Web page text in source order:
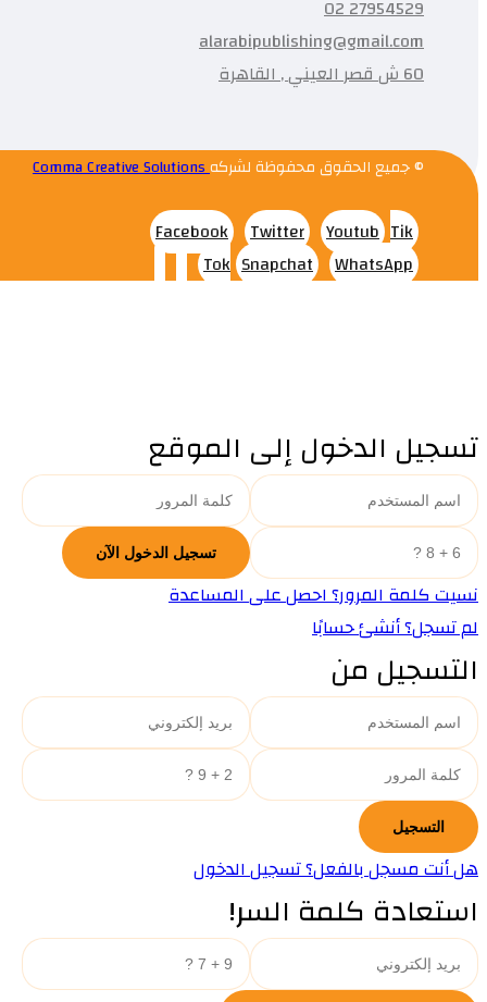
27954529 02
alarabipublishing@gmail.com
60 ش قصر العيني , القاهرة
© جميع الحقوق محفوظة لشركهComma Creative Solutions
Facebook Twitter Youtub Tik
Tok Snapchat WhatsApp
تسجيل الدخول إلى الموقع
نسيت كلمة المرور؟ احصل على المساعدة
لم تسجل؟ أنشئ حسابًا
التسجيل من
هل أنت مسجل بالفعل؟ تسجيل الدخول
استعادة كلمة السر!